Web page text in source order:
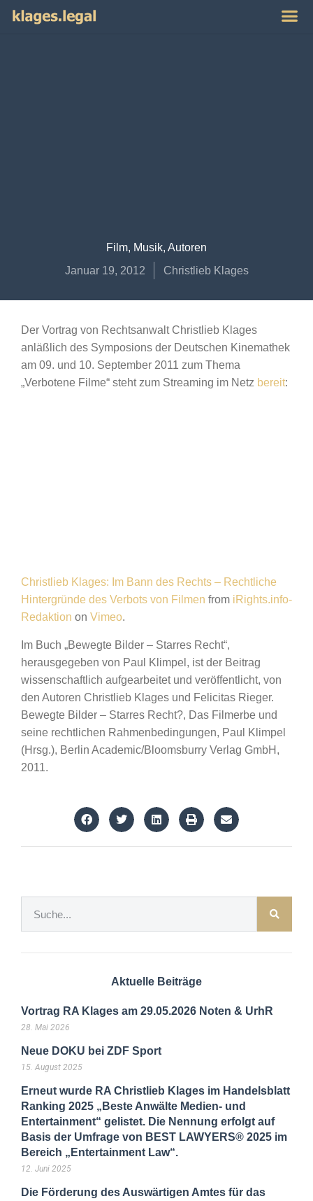
Film, Musik, Autoren
Januar 19, 2012
Christlieb Klages
Der Vortrag von Rechtsanwalt Christlieb Klages
anläßlich des Symposions der Deutschen Kinemathek
am 09. und 10. September 2011 zum Thema
„Verbotene Filme“ steht zum Streaming im Netz bereit:
Christlieb Klages: Im Bann des Rechts – Rechtliche
Hintergründe des Verbots von Filmen from iRights.info-
Redaktion on Vimeo.
Im Buch „Bewegte Bilder – Starres Recht“,
herausgegeben von Paul Klimpel, ist der Beitrag
wissenschaftlich aufgearbeitet und veröffentlicht, von
den Autoren Christlieb Klages und Felicitas Rieger.
Bewegte Bilder – Starres Recht?, Das Filmerbe und
seine rechtlichen Rahmenbedingungen, Paul Klimpel
(Hrsg.), Berlin Academic/Bloomsburry Verlag GmbH,
2011.
Aktuelle Beiträge
Vortrag RA Klages am 29.05.2026 Noten & UrhR
28. Mai 2026
Neue DOKU bei ZDF Sport
15. August 2025
Erneut wurde RA Christlieb Klages im Handelsblatt
Ranking 2025 „Beste Anwälte Medien- und
Entertainment“ gelistet. Die Nennung erfolgt auf
Basis der Umfrage von BEST LAWYERS® 2025 im
Bereich „Entertainment Law“.
12. Juni 2025
Die Förderung des Auswärtigen Amtes für das